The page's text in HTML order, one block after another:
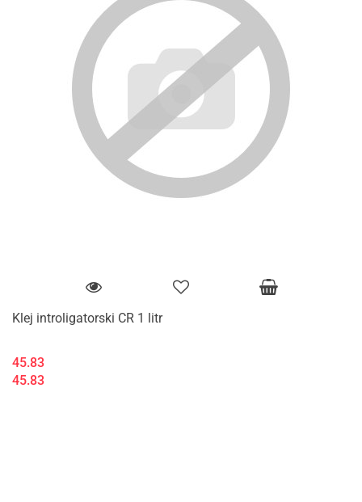
Klej introligatorski CR 1 litr
45.83
45.83